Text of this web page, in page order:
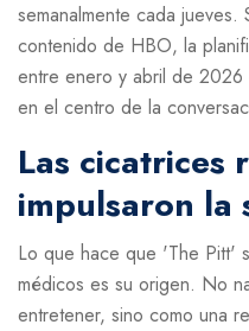
semanalmente cada jueves.
contenido de HBO, la
entre enero y abril de 2026
en el centro de la
Las cicatrices
impulsaron la
Lo que hace que 'The Pitt'
médicos es su origen. No
entretener, sino como una